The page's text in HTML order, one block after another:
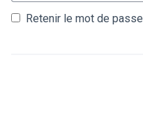
Retenir le mot de passe